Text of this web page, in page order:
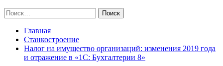
Найти:
Главная
Станкостроение
Налог на имущество организаций: изменения 2019 года
и отражение в «1С: Бухгалтерии 8»